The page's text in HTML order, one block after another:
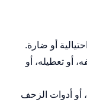
أو ضارة.
أو تعطيله، أو
أو أدوات الزحف